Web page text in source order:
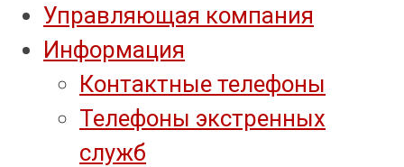
Управляющая компания
Информация
Контактные телефоны
Телефоны экстренных
служб